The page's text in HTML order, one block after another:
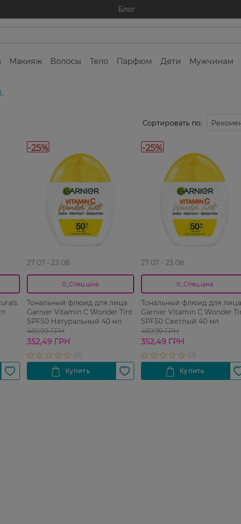
Блог
Макияж Волосы Тело Парфюм Дети Мужчинам
Сортировать по:
-25%
27 07 - 23 08
0_Спец.ціна
Тональный флюид для лица
Garnier Vitamin C Wonder Tint
SPF50 Натуральный 40 мл
469,99 ГРН
352,49 ГРН
-25%
27 07 - 23 08
0_Спец.ціна
Тональный флюид для лица
Garnier Vitamin C Wonder
SPF50 Светлый 40 мл
469,99 ГРН
352,49 ГРН